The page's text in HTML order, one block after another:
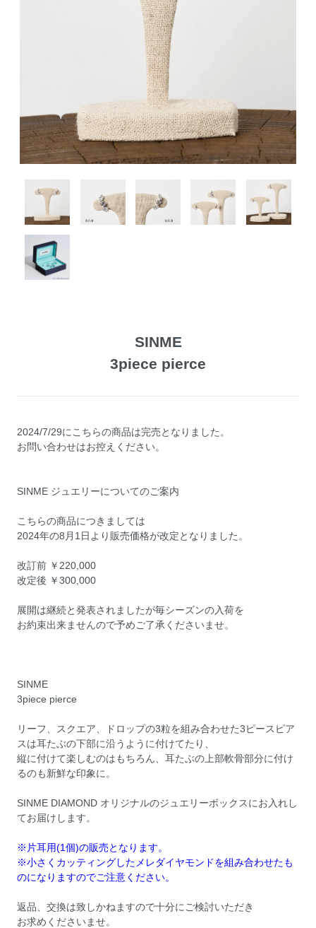
SINME
3piece pierce
2024/7/29にこちらの商品は完売となりました。
お問い合わせはお控えください。
SINME ジュエリーについてのご案内
こちらの商品につきましては
2024年の8月1日より販売価格が改定となりました。
改訂前 ￥220,000
改定後 ￥300,000
展開は継続と発表されましたが毎シーズンの入荷を
お約束出来ませんので予めご了承くださいませ。
SINME
3piece pierce
リーフ、スクエア、ドロップの3粒を組み合わせた3ピースピア
スは耳たぶの下部に沿うように付けてたり、
縦に付けて楽しむのはもちろん、耳たぶの上部軟骨部分に付け
るのも新鮮な印象に。
SINME DIAMOND オリジナルのジュエリーボックスにお入れし
てお届けします。
※片耳用(1個)の販売となります。
※小さくカッティングしたメレダイヤモンドを組み合わせたも
のになりますのでご注意ください。
返品、交換は致しかねますので十分にご検討いただき
お求めくださいませ。